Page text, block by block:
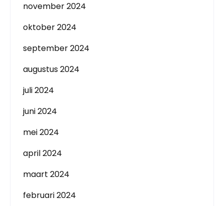
november 2024
oktober 2024
september 2024
augustus 2024
juli 2024
juni 2024
mei 2024
april 2024
maart 2024
februari 2024